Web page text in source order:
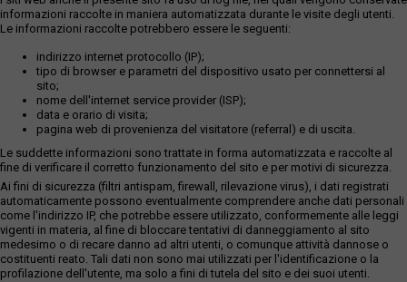
informazioni raccolte in maniera automatizzata durante le visite degli utenti.
Le informazioni raccolte potrebbero essere le seguenti:
indirizzo internet protocollo (IP);
tipo di browser e parametri del dispositivo usato per connettersi al
sito;
nome dell'internet service provider (ISP);
data e orario di visita;
pagina web di provenienza del visitatore (referral) e di uscita.
Le suddette informazioni sono trattate in forma automatizzata e raccolte al
fine di verificare il corretto funzionamento del sito e per motivi di sicurezza.
Ai fini di sicurezza (filtri antispam, firewall, rilevazione virus), i dati registrati
automaticamente possono eventualmente comprendere anche dati personali
come l'indirizzo IP, che potrebbe essere utilizzato, conformemente alle leggi
vigenti in materia, al fine di bloccare tentativi di danneggiamento al sito
medesimo o di recare danno ad altri utenti, o comunque attività dannose o
costituenti reato. Tali dati non sono mai utilizzati per l'identificazione o la
profilazione dell'utente, ma solo a fini di tutela del sito e dei suoi utenti.